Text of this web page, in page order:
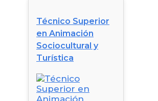
Técnico Superior
en Animación
Sociocultural y
Turística